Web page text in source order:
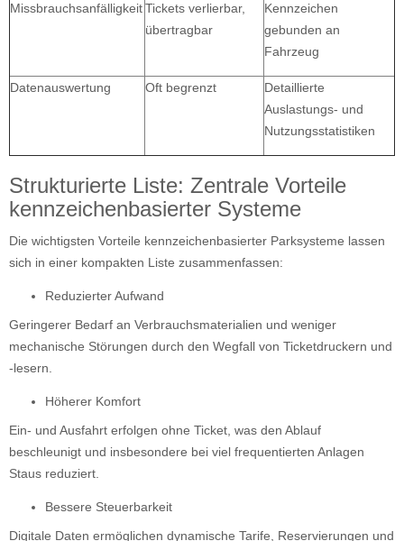
MissbrauchsanfälligkeitTickets verlierbar,
übertragbar
Kennzeichen
gebunden an
Fahrzeug
Datenauswertung Oft begrenzt
Detaillierte
Auslastungs- und
Nutzungsstatistiken
Strukturierte Liste: Zentrale Vorteile
kennzeichenbasierter Systeme
Die wichtigsten Vorteile kennzeichenbasierter Parksysteme lassen
sich in einer kompakten Liste zusammenfassen:
Reduzierter Aufwand
Geringerer Bedarf an Verbrauchsmaterialien und weniger
mechanische Störungen durch den Wegfall von Ticketdruckern und
-lesern.
Höherer Komfort
Ein- und Ausfahrt erfolgen ohne Ticket, was den Ablauf
beschleunigt und insbesondere bei viel frequentierten Anlagen
Staus reduziert.
Bessere Steuerbarkeit
Digitale Daten ermöglichen dynamische Tarife, Reservierungen und